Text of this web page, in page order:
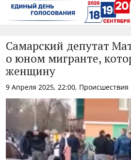
Самарский депутат
о юном мигранте,
женщину
9 Апреля 2025, 22:00, Происшествия